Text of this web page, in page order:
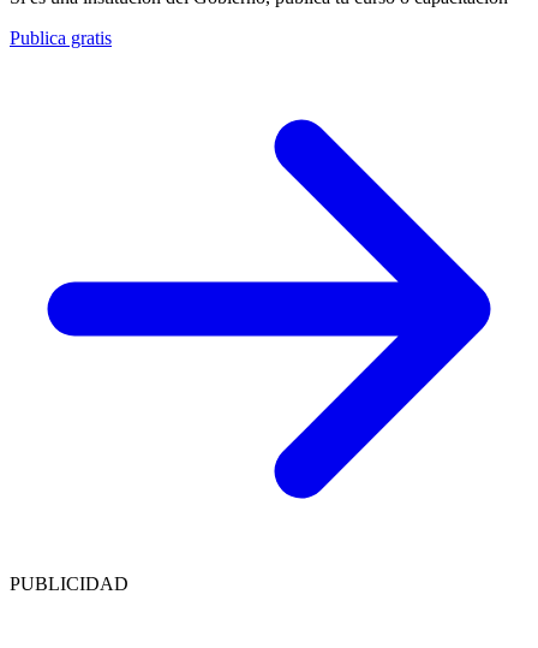
Publica gratis
PUBLICIDAD